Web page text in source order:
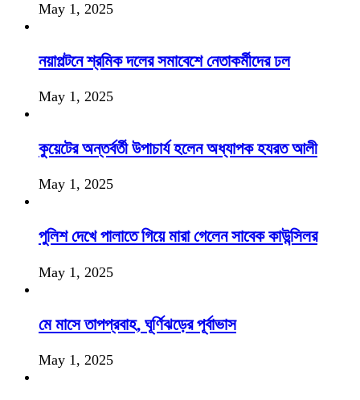
May 1, 2025
নয়াপল্টনে শ্রমিক দলের সমাবেশে নেতাকর্মীদের ঢল
May 1, 2025
কুয়েটের অন্তর্বর্তী উপাচার্য হলেন অধ্যাপক হযরত আলী
May 1, 2025
পুলিশ দেখে পালাতে গিয়ে মারা গেলেন সাবেক কাউন্সিলর
May 1, 2025
মে মাসে তাপপ্রবাহ, ঘূর্ণিঝড়ের পূর্বাভাস
May 1, 2025